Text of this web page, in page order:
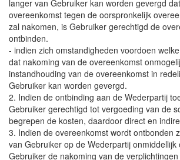
langer van Gebruiker kan worden gevergd
overeenkomst tegen de oorspronkelijk
zal nakomen, is Gebruiker gerechtigd de
ontbinden.
- indien zich omstandigheden voordoen
dat nakoming van de overeenkomst
instandhouding van de overeenkomst in
Gebruiker kan worden gevergd.
2. Indien de ontbinding aan de Wederpartij
Gebruiker gerechtigd tot vergoeding van de
begrepen de kosten, daardoor direct en
3. Indien de overeenkomst wordt ontbonden
van Gebruiker op de Wederpartij onmiddellijk
Gebruiker de nakoming van de